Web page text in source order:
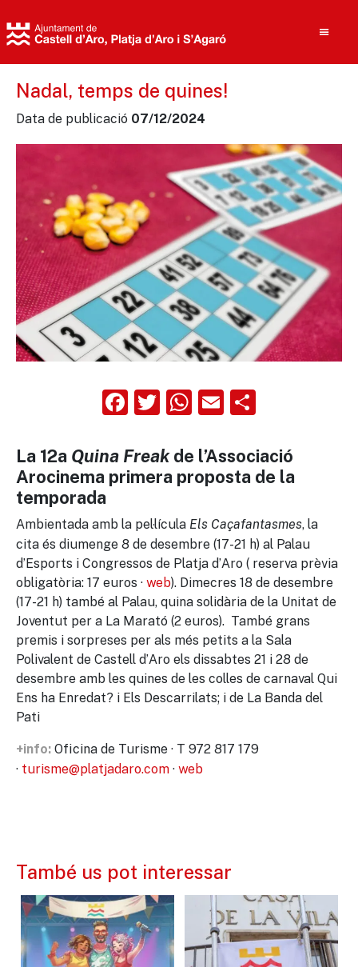
Nadal, temps de quines!
Data de publicació 07/12/2024
Facebook
Twitter
WhatsApp
Email
La 12a Quina Freakde l’Associació
Arocinema primera proposta de la
temporada
Ambientada amb la pel·lícula Els Caçafantasmes, la
cita és diumenge 8 de desembre (17-21 h) al Palau
d’Esports i Congressos de Platja d’Aro ( reserva prèvia
obligatòria: 17 euros · web). Dimecres 18 de desembre
(17-21 h) també al Palau, quina solidària de la Unitat de
Joventut per a La Marató (2 euros). També grans
premis i sorpreses per als més petits a la Sala
Polivalent de Castell d’Aro els dissabtes 21 i 28 de
desembre amb les quines de les colles de carnaval Qui
Ens ha Enredat? i Els Descarrilats; i de La Banda del
Pati
+info: Oficina de Turisme · T 972 817 179
· turisme@platjadaro.com · web
També us pot interessar